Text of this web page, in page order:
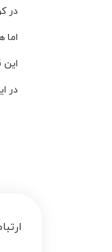
در
اما
این
در